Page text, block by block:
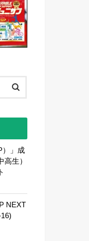
）」成
生）
NEXT